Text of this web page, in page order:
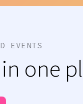
EVENTS
one